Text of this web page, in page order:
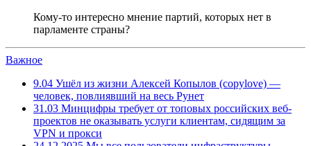
Кому-то интересно мнение партий, которых нет в
парламенте страны?
Важное
9.04 Ушёл из жизни Алексей Копылов (copylove) —
человек, повлиявший на весь Рунет
31.03 Минцифры требует от топовых российских веб-
проектов не оказывать услуги клиентам, сидящим за
VPN и прокси